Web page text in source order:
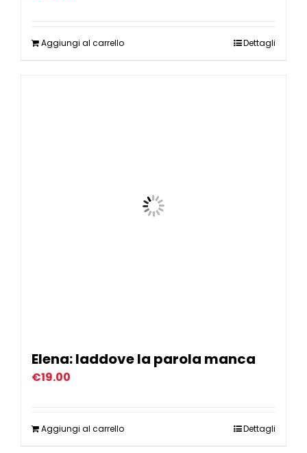
Aggiungi al carrello Dettagli
Elena: laddove la parola manca
€19.00
Aggiungi al carrello Dettagli